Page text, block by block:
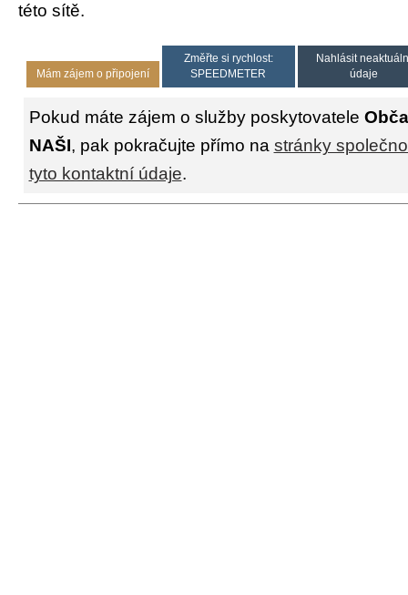
této sítě.
Mám zájem o připojení
Změřte si rychlost:
SPEEDMETER
Nahlásit
údaje
Pokud máte zájem o služby poskytovatele
NAŠI, pak pokračujte přímo na stránky
tyto kontaktní údaje.